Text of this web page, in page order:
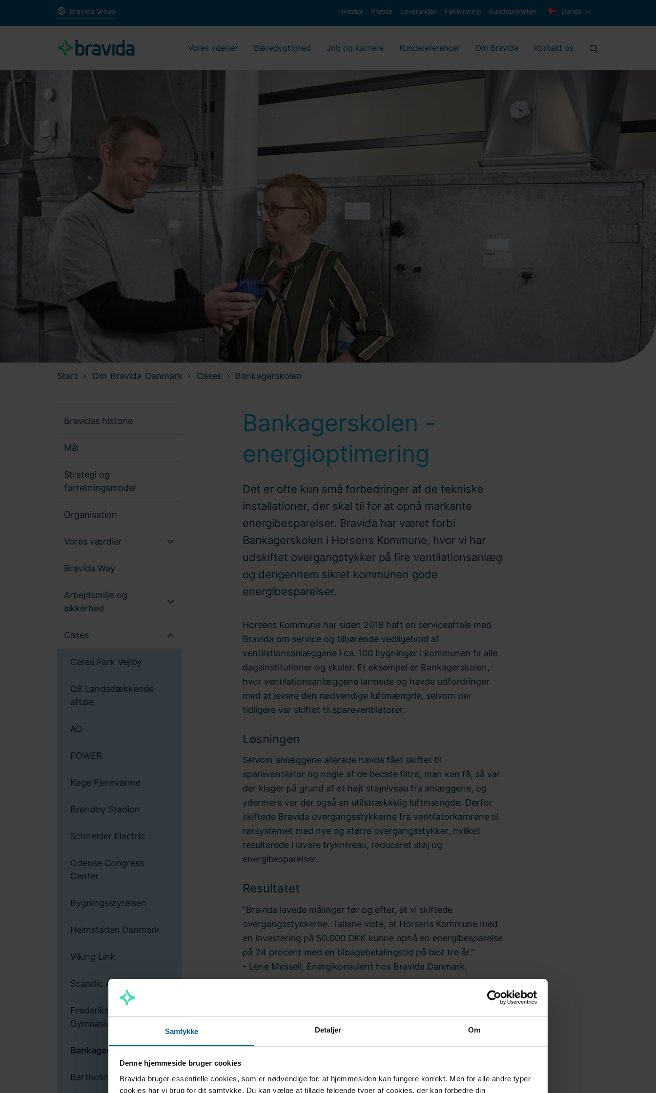
Samtykke Detaljer Om
Denne hjemmeside bruger cookies
Bravida bruger essentielle cookies, som er nødvendige for, at hjemmesiden kan fungere korrekt. Men for alle andre typer
cookies har vi brug for dit samtykke. Du kan vælge at tillade følgende typer af cookies, der kan forbedre din
Bravida Group Investor Presse Leverandør Fakturering Kundeportalen Dansk
Vores ydelser Bæredygtighed Job og karriere Kundereferencer Om Bravida Kontakt os
Start Om Bravida Danmark Cases Bankagerskolen
Bravidas historie
Mål
Strategi og
forretningsmodel
Organisation
Vores værdier
Bravida Way
Arbejdsmiljø og
sikkerhed
Cases
Ceres Park Vejlby
Q8 Landsdækkende
aftale
AO
POWER
Køge Fjernvarme
Brøndby Stadion
Schneider Electric
Odense Congress
Center
Bygningsstyrelsen
Heimstaden Danmark
Viking Link
Scandic Aalborg City
Frederikshavn
Gymnasium
Bankagerskolen
Bartholin-komplekset
Bankagerskolen -
energioptimering
Det er ofte kun små forbedringer af de tekniske
installationer, der skal til for at opnå markante
energibesparelser. Bravida har været forbi
Bankagerskolen i Horsens Kommune, hvor vi har
udskiftet overgangstykker på fire ventilationsanlæg
og derigennem sikret kommunen gode
energibesparelser.
Horsens Kommune har siden 2018 haft en serviceaftale med
Bravida om service og tilhørende vedligehold af
ventilationsanlæggene i ca. 100 bygninger i kommunen fx alle
dagsinstitutioner og skoler. Et eksempel er Bankagerskolen,
hvor ventilationsanlæggene larmede og havde udfordringer
med at levere den nødvendige luftmængde, selvom der
tidligere var skiftet til spareventilatorer.
Løsningen
Selvom anlæggene allerede havde fået skiftet til
spareventilator og nogle af de bedste filtre, man kan få, så var
der klager på grund af et højt støjniveau fra anlæggene, og
ydermere var der også en utilstrækkelig luftmængde. Derfor
skiftede Bravida overgangsstykkerne fra ventilatorkamrene til
rørsystemet med nye og større overgangsstykker, hvilket
resulterede i lavere trykniveau, reduceret støj og
energibesparelser.
Resultatet
”Bravida lavede målinger før og efter, at vi skiftede
overgangsstykkerne. Tallene viste, at Horsens Kommune med
en investering på 50.000 DKK kunne opnå en energibesparelse
på 24 procent med en tilbagebetalingstid på blot tre år.”
- Lene Messell, Energikonsulent hos Bravida Danmark.